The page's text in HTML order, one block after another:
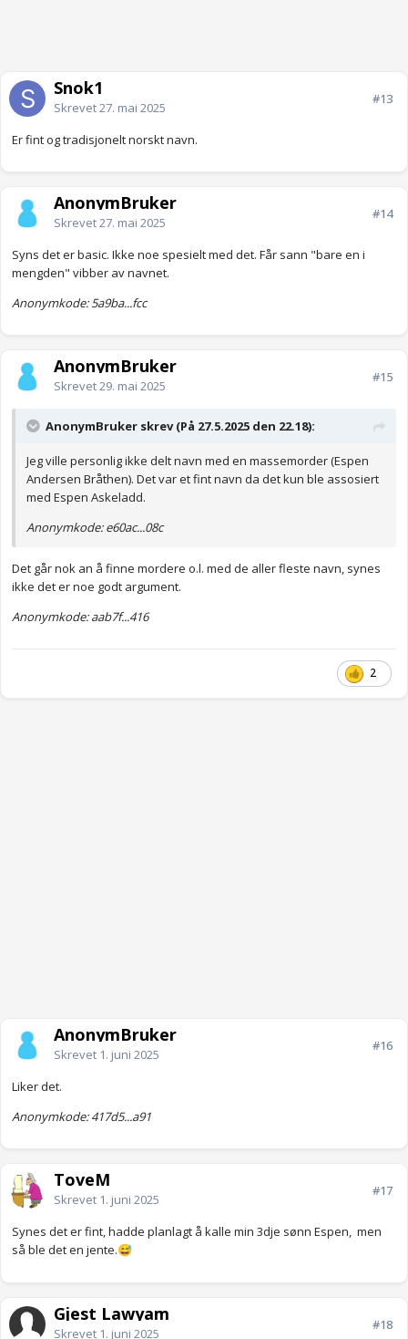
Snok1
Skrevet27. mai 2025
#13
Er fint og tradisjonelt norskt navn.
AnonymBruker
Skrevet27. mai 2025
#14
Syns det er basic. Ikke noe spesielt med det. Får sann "bare en i
mengden" vibber av navnet.
Anonymkode: 5a9ba...fcc
AnonymBruker
Skrevet29. mai 2025
#15
AnonymBruker skrev (På 27.5.2025 den 22.18):
Jeg ville personlig ikke delt navn med en massemorder (Espen
Andersen Bråthen). Det var et fint navn da det kun ble assosiert
med Espen Askeladd.
Anonymkode: e60ac...08c
Det går nok an å finne mordere o.l. med de aller fleste navn, synes
ikke det er noe godt argument.
Anonymkode: aab7f...416
2
AnonymBruker
Skrevet 1. juni 2025
#16
Liker det.
Anonymkode: 417d5...a91
ToveM
Skrevet 1. juni 2025
#17
Synes det er fint, hadde planlagt å kalle min 3dje sønn Espen, men
så ble det en jente.😅
Gjest Lawyam
Skrevet 1. juni 2025
#18